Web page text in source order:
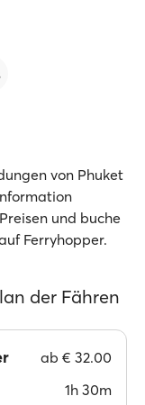
von Phuket
und buche
Ferryhopper.
der Fähren
ab € 32.00
1h 30m